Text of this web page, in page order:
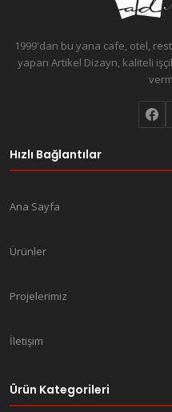
1999'dan bu yana cafe, otel,
yapan Artikel Dizayn, kaliteli
Hızlı Bağlantılar
Ana Sayfa
Ürünler
Projelerimiz
İletişim
Ürün Kategorileri